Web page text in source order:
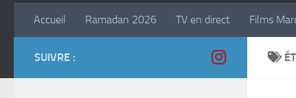
Accueil Ramadan 2026 TV en direct Films
SUIVRE :